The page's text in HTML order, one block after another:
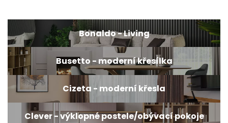
Bonaldo - Living
Busetto - moderní křesílka
Cizeta - moderní křesla
Clever - výklopné postele/obývací pokoje